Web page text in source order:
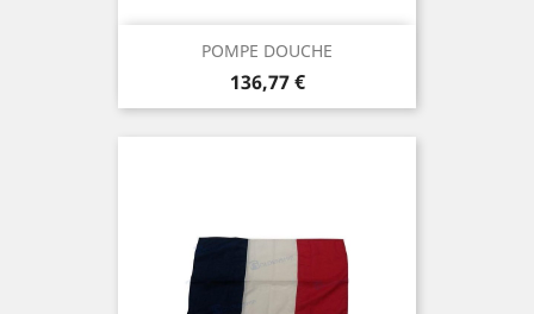
POMPE DOUCHE
Prix
136,77 €